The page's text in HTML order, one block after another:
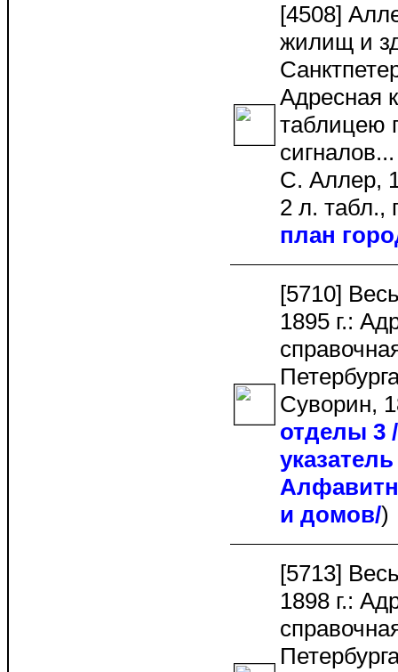
[4508]
жилищ и
Адресная
таблицею
С. Аллер,
2 л. табл.,
план
[5710]
1895 г.:
Суворин,
отделы 3
и домов/
[5713]
1898 г.: